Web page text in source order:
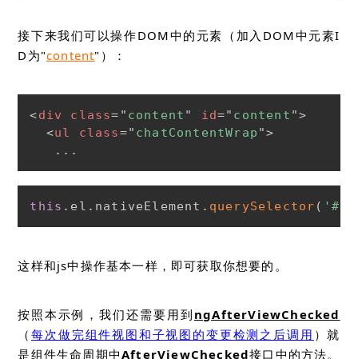
接下来我们可以操作DOM中的元素（加入DOM中元素I
D为"content"）：
<div class= " content " id=" content ">
<ul class=" chatContentWrap ">
   ...
this . el . nativeElement . querySelector (
这样和js中操作基本一样，即可获取你想要的。
按照本示例，我们还需要用到 ngAfterViewChecked
（每次做完组件视图和子视图的变更检测之后调用 ）就
是组件生命周期中AfterViewChecked接口中的方法。